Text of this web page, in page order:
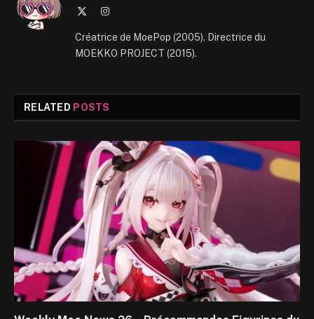
Instagram
Créatrice de MoePop (2005). Directrice du
MOEKKO PROJECT (2015).
RELATED POSTS